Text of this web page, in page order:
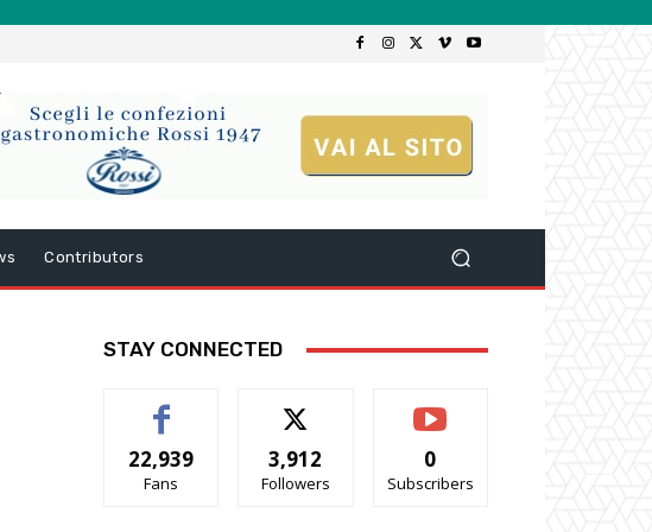
Contributors
STAY CONNECTED
22,939
Fans
3,912
Followers
0
Subscribers